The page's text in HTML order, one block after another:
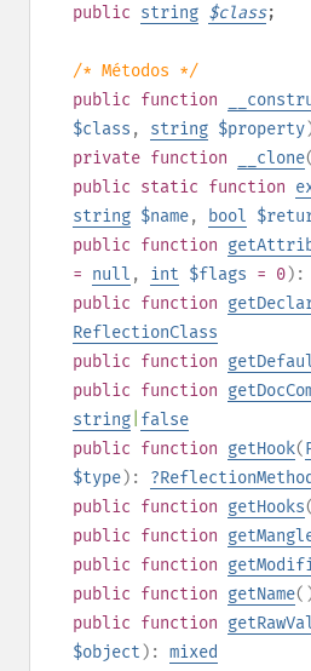
public string $class;
/* Métodos */
public function
$class , string $property
private function __clone
public static function
string $name, bool
public function
= null , int $flags = 0):
public function
ReflectionClass
public function
public function
string false
public function getHook(
$type): ?ReflectionMethod
public function getHooks
public function
public function
public function getName
public function
$object ): mixed